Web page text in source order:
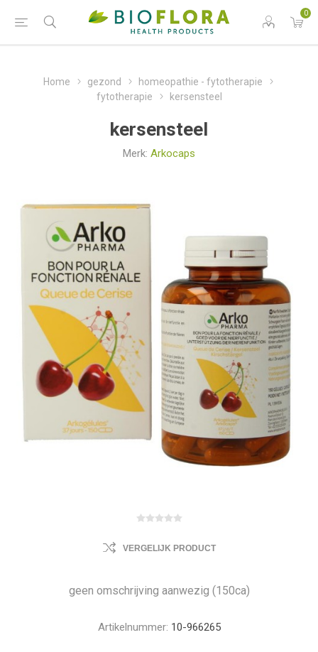
0
Home gezond
homeopathie - fytotherapie
fytotherapie
kersensteel
kersensteel
Merk: Arkocaps
VERGELIJK PRODUCT
geen omschrijving aanwezig (150ca)
Artikelnummer: 10-966265